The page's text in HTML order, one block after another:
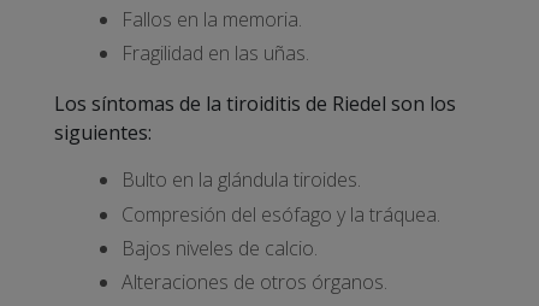
Fallos en la memoria.
Fragilidad en las uñas.
Los síntomas de la tiroiditis de Riedel son los
siguientes:
Bulto en la glándula tiroides.
Compresión del esófago y la tráquea.
Bajos niveles de calcio.
Alteraciones de otros órganos.